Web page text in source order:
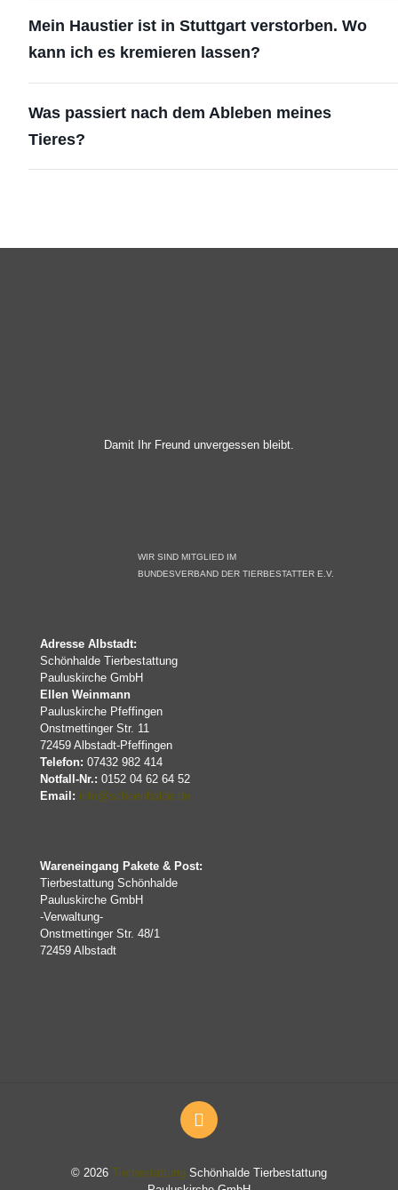
Mein Haustier ist in Stuttgart verstorben. Wo
kann ich es kremieren lassen?
Was passiert nach dem Ableben meines
Tieres?
Damit Ihr Freund unvergessen bleibt.
WIR SIND MITGLIED IM
BUNDESVERBAND DER TIERBESTATTER E.V.
Adresse Albstadt:
Schönhalde Tierbestattung
Pauluskirche GmbH
Ellen Weinmann
Pauluskirche Pfeffingen
Onstmettinger Str. 11
72459 Albstadt-Pfeffingen
Telefon: 07432 982 414
Notfall-Nr.: 0152 04 62 64 52
Email: info@schoenhalde.de
Wareneingang Pakete & Post:
Tierbestattung Schönhalde
Pauluskirche GmbH
-Verwaltung-
Onstmettinger Str. 48/1
72459 Albstadt
© 2026 Tierbestattung Schönhalde Tierbestattung